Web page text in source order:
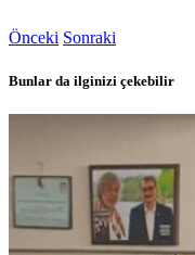
Önceki Sonraki
Bunlar da ilginizi çekebilir